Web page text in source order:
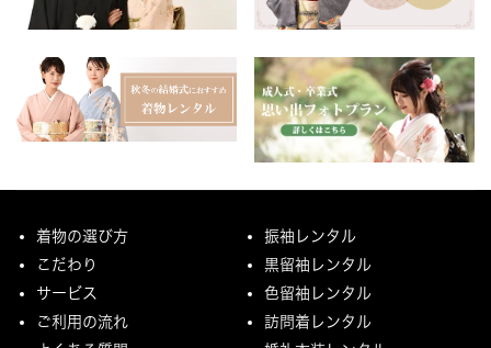
着物の選び方
こだわり
サービス
ご利用の流れ
振袖レンタル
黒留袖レンタル
色留袖レンタル
訪問着レンタル